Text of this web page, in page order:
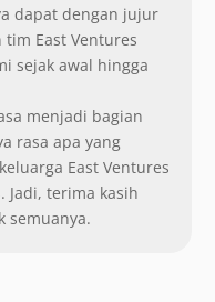
dapat dengan jujur
East Ventures
sejak awal hingga
menjadi bagian
rasa apa yang
East Ventures
Jadi, terima kasih
semuanya.